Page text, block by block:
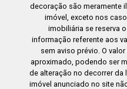
decoração são meramente
imóvel, exceto nos
imobiliária se reserva
informação referente aos
sem aviso prévio. O
aproximado, podendo ser
de alteração no decorrer da
imóvel anunciado no site